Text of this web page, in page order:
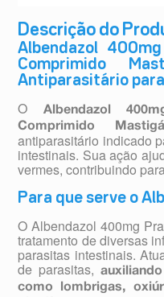
Descrição do
Albendazol
Comprimido
Antiparasitário
O Albendazol
Comprimido
antiparasitário indicado
intestinais. Sua ação
vermes, contribuindo
Para que serve o
O Albendazol 400mg
tratamento de diversas
parasitas intestinais.
de parasitas,
como lombrigas,